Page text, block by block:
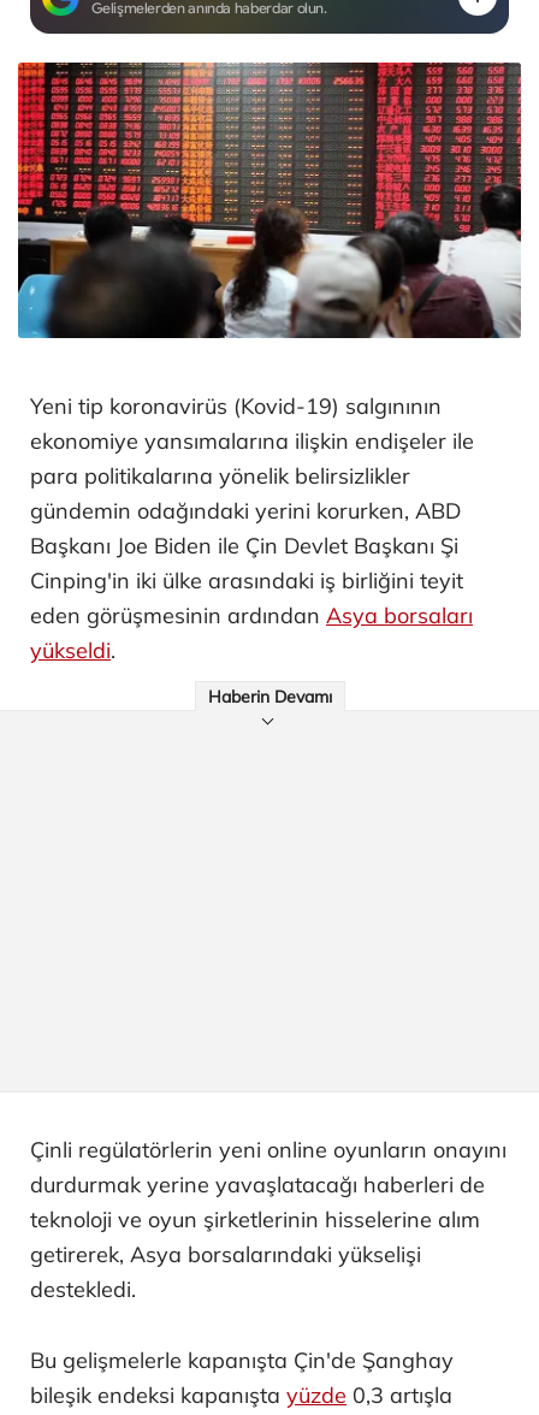
Gelişmelerden anında haberdar olun.
Yeni tip koronavirüs (Kovid-19) salgınının
ekonomiye yansımalarına ilişkin endişeler ile
para politikalarına yönelik belirsizlikler
gündemin odağındaki yerini korurken, ABD
Başkanı Joe Biden ile Çin Devlet Başkanı Şi
Cinping'in iki ülke arasındaki iş birliğini teyit
eden görüşmesinin ardından Asya borsaları
yükseldi.
Haberin Devamı
Çinli regülatörlerin yeni online oyunların onayını
durdurmak yerine yavaşlatacağı haberleri de
teknoloji ve oyun şirketlerinin hisselerine alım
getirerek, Asya borsalarındaki yükselişi
destekledi.
Bu gelişmelerle kapanışta Çin'de Şanghay
bileşik endeksi kapanışta yüzde 0,3 artışla